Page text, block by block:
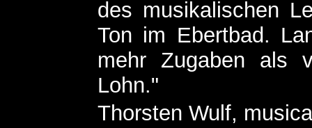
des musikalischen
Ton im Ebertbad.
mehr Zugaben als
Lohn."
Thorsten Wulf,